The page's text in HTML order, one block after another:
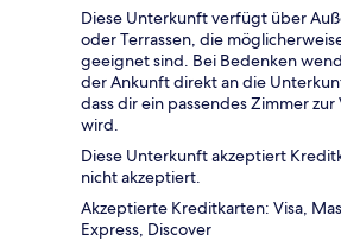
Diese Unterkunft verfügt über
oder Terrassen, die
geeignet sind. Bei Bedenken
der Ankunft direkt an die
dass dir ein passendes Zimmer
wird.
Diese Unterkunft akzeptiert
nicht akzeptiert.
Akzeptierte Kreditkarten: Visa,
Express, Discover